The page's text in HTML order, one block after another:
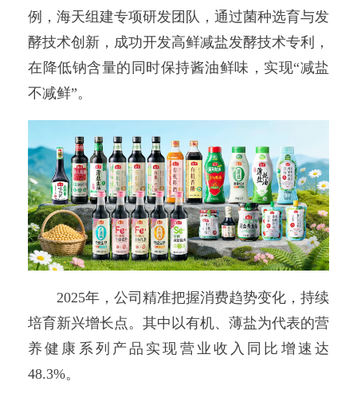
例，海天组建专项研发团队，通过菌种选育与发
酵技术创新，成功开发高鲜减盐发酵技术专利，
在降低钠含量的同时保持酱油鲜味，实现“减盐
不减鲜”。
2025年，公司精准把握消费趋势变化，持续
培育新兴增长点。其中以有机、薄盐为代表的营
养健康系列产品实现营业收入同比增速达
48.3%。